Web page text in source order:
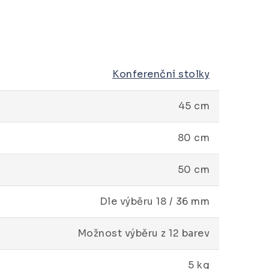
Konferenční stolky
45 cm
80 cm
50 cm
Dle výběru 18 / 36 mm
Možnost výběru z 12 barev
5 kg